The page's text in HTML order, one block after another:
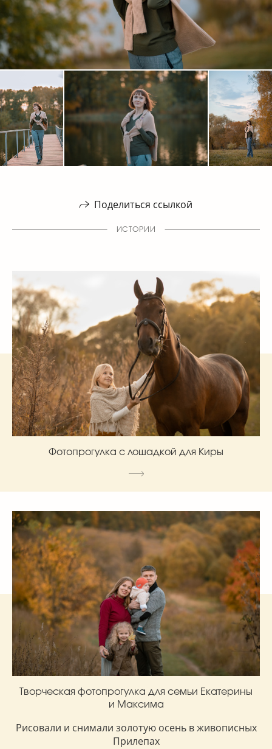
Поделиться ссылкой
ИСТОРИИ
Фотопрогулка с лошадкой для Киры
Творческая фотопрогулка для семьи Екатерины
и Максима
Рисовали и снимали золотую осень в живописных
Прилепах